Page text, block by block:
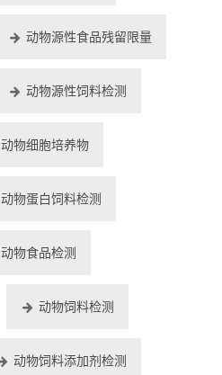
动物源性食品残留限量
动物源性饲料检测
动物细胞培养物
动物蛋白饲料检测
动物食品检测
动物饲料检测
动物饲料添加剂检测